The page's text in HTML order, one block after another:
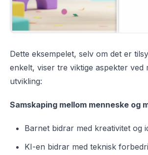
Dette eksempelet, selv om det er
enkelt, viser tre viktige aspekter ved
utvikling:
Samskaping mellom menneske og
Barnet bidrar med kreativitet og
KI-en bidrar med teknisk